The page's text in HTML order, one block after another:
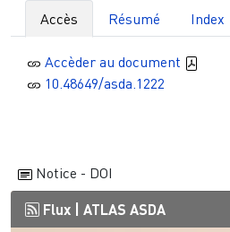
Accès Résumé Index
Accèder au document
10.48649/asda.1222
Notice - DOI
Flux | ATLAS ASDA